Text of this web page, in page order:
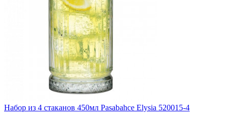
Набор из 4 стаканов 450мл Pasabahce Elysia 520015-4